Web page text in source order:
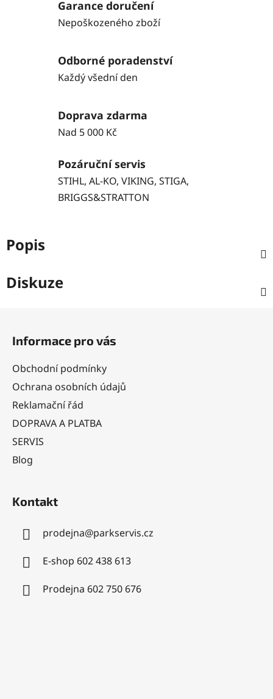
Garance doručení
Nepoškozeného zboží
Odborné poradenství
Každý všední den
Doprava zdarma
Nad 5 000 Kč
Pozáruční servis
STIHL, AL-KO, VIKING, STIGA,
BRIGGS&STRATTON
Popis
Diskuze
Informace pro vás
Obchodní podmínky
Ochrana osobních údajů
Reklamační řád
DOPRAVA A PLATBA
SERVIS
Blog
Kontakt
prodejna@parkservis.cz
E-shop 602 438 613
Prodejna 602 750 676